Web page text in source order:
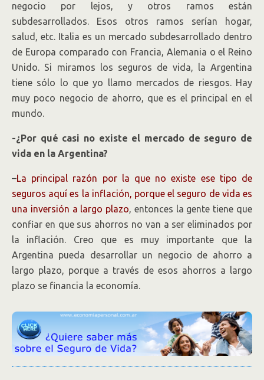
negocio por lejos, y otros ramos están
subdesarrollados. Esos otros ramos serían hogar,
salud, etc. Italia es un mercado subdesarrollado dentro
de Europa comparado con Francia, Alemania o el Reino
Unido. Si miramos los seguros de vida, la Argentina
tiene sólo lo que yo llamo mercados de riesgos. Hay
muy poco negocio de ahorro, que es el principal en el
mundo.
-¿Por qué casi no existe el mercado de seguro de
vida en la Argentina?
–La principal razón por la que no existe ese tipo de
seguros aquí es la inflación, porque el seguro de vida es
una inversión a largo plazo, entonces la gente tiene que
confiar en que sus ahorros no van a ser eliminados por
la inflación. Creo que es muy importante que la
Argentina pueda desarrollar un negocio de ahorro a
largo plazo, porque a través de esos ahorros a largo
plazo se financia la economía.